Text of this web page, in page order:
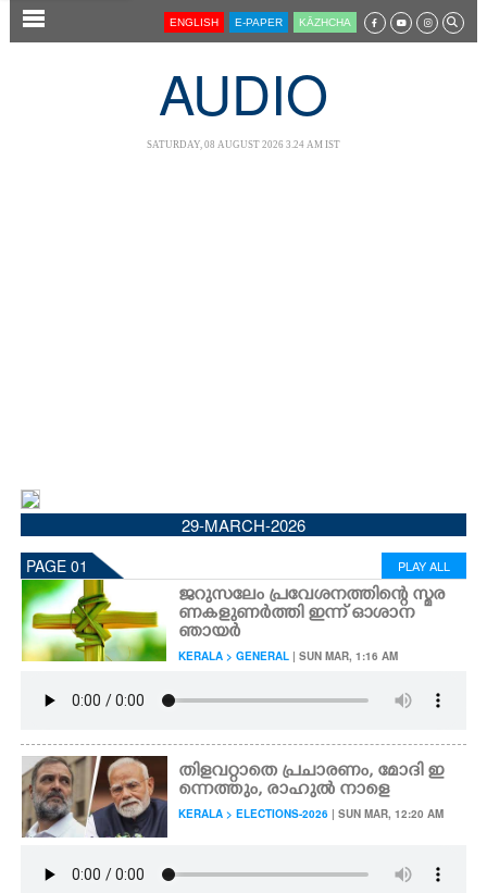
SECTIONS
CINEMA
OPINION
PHOTOS
LIFESTYLE
SPIRITUAL
INFO+
ART
ENGLISH E-PAPER KĀZHCHA
AUDIO
SATURDAY, 08 AUGUST 2026 3.24 AM IST
29-MARCH-2026
PAGE 01 PLAY ALL
ജറുസലേം പ്രവേശനത്തിന്റെ സ്മര
ണകളുണർത്തി ഇന്ന് ഓശാന
ഞായർ
KERALA > GENERAL | SUN MAR, 1:16 AM
തിളവറ്റാതെ പ്രചാരണം, മോദി ഇ
ന്നെത്തും, രാഹുൽ നാളെ
KERALA > ELECTIONS-2026 | SUN MAR, 12:20 AM